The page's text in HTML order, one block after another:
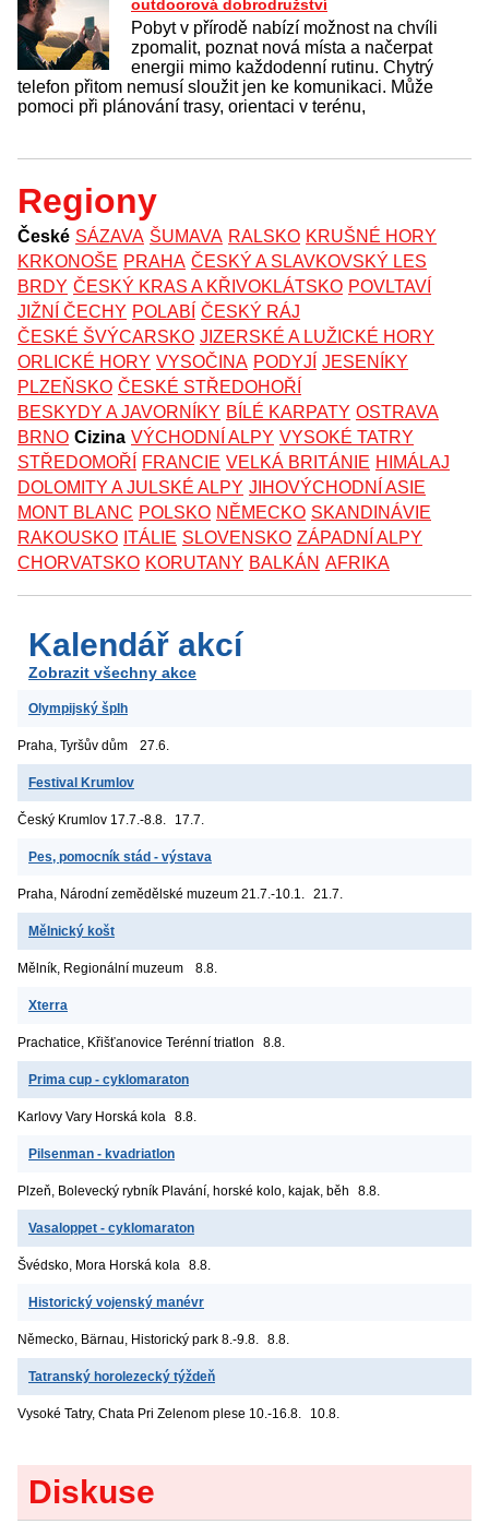
outdoorová dobrodružství
Pobyt v přírodě nabízí možnost na chvíli
zpomalit, poznat nová místa a načerpat
energii mimo každodenní rutinu. Chytrý
telefon přitom nemusí sloužit jen ke komunikaci. Může
pomoci při plánování trasy, orientaci v terénu,
Regiony
České SÁZAVA ŠUMAVA RALSKO KRUŠNÉ HORY
KRKONOŠE PRAHA ČESKÝ A SLAVKOVSKÝ LES
BRDY ČESKÝ KRAS A KŘIVOKLÁTSKO POVLTAVÍ
JIŽNÍ ČECHY POLABÍ ČESKÝ RÁJ
ČESKÉ ŠVÝCARSKO JIZERSKÉ A LUŽICKÉ HORY
ORLICKÉ HORY VYSOČINA PODYJÍ JESENÍKY
PLZEŇSKO ČESKÉ STŘEDOHOŘÍ
BESKYDY A JAVORNÍKY BÍLÉ KARPATY OSTRAVA
BRNO Cizina VÝCHODNÍ ALPY VYSOKÉ TATRY
STŘEDOMOŘÍ
FRANCIE VELKÁ BRITÁNIE HIMÁLAJ
DOLOMITY A JULSKÉ ALPY JIHOVÝCHODNÍ ASIE
MONT BLANC POLSKO NĚMECKO SKANDINÁVIE
RAKOUSKO ITÁLIE SLOVENSKO ZÁPADNÍ ALPY
CHORVATSKO KORUTANY BALKÁN AFRIKA
Kalendář akcí
Zobrazit všechny akce
Olympijský šplh
Praha, Tyršův dům 27.6.
Festival Krumlov
Český Krumlov 17.7.-8.8. 17.7.
Pes, pomocník stád - výstava
Praha, Národní zemědělské muzeum 21.7.-10.1. 21.7.
Mělnický košt
Mělník, Regionální muzeum 8.8.
Xterra
Prachatice, Křišťanovice Terénní triatlon 8.8.
Prima cup - cyklomaraton
Karlovy Vary Horská kola 8.8.
Pilsenman - kvadriatlon
Plzeň, Bolevecký rybník Plavání, horské kolo, kajak, běh 8.8.
Vasaloppet - cyklomaraton
Švédsko, Mora Horská kola 8.8.
Historický vojenský manévr
Německo, Bärnau, Historický park 8.-9.8. 8.8.
Tatranský horolezecký týždeň
Vysoké Tatry, Chata Pri Zelenom plese 10.-16.8. 10.8.
Diskuse